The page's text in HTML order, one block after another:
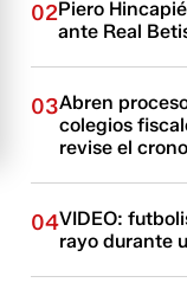
02Piero
ante Real
03Abren
colegios
revise el
04VIDEO:
rayo durante